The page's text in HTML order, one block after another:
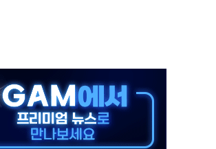
스크·웬디스↓